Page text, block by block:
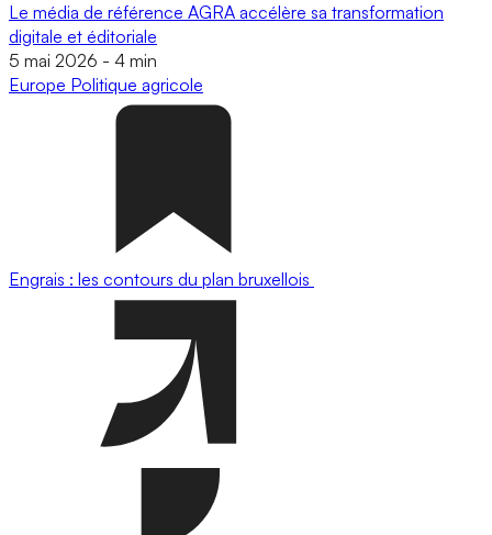
Le média de référence AGRA accélère sa transformation
digitale et éditoriale
5 mai 2026 - 4 min
Europe Politique agricole
Engrais : les contours du plan bruxellois